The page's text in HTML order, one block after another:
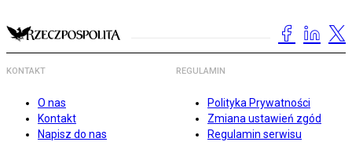
KONTAKT
O nas
Kontakt
Napisz do nas
REGULAMIN
Polityka Prywatności
Zmiana ustawień zgód
Regulamin serwisu